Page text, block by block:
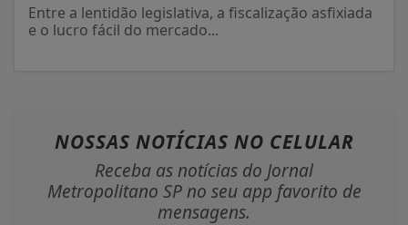
Entre a lentidão legislativa, a fiscalização asfixiada
e o lucro fácil do mercado...
NOSSAS NOTÍCIAS NO CELULAR
Receba as notícias do Jornal
Metropolitano SP no seu app favorito de
mensagens.